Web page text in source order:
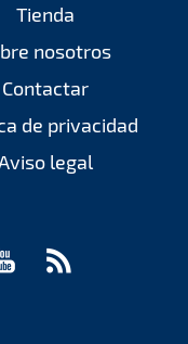
Tienda
nosotros
Contactar
de privacidad
legal